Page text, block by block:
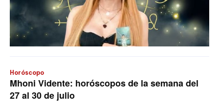
Horóscopo
Mhoni Vidente: horóscopos de la semana del
27 al 30 de julio